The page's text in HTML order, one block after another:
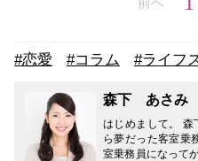
#恋愛 #コラム #ライフ
森下 あさみ
はじめまして。 森
ら夢だった客室乗
室乗務員になって